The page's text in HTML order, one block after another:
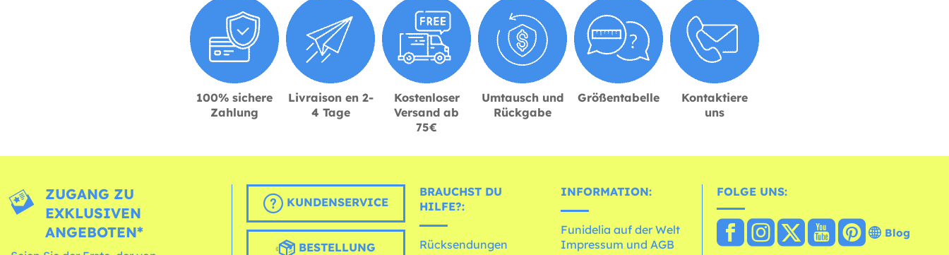
100% sichere
Zahlung
Livraison en 2-
4 Tage
Kostenloser
Versand ab
75€
Umtausch und
Rückgabe
Größentabelle
Kontaktiere
uns
ZUGANG ZU
EXKLUSIVEN
ANGEBOTEN*
KUNDENSERVICE
BESTELLUNG
BRAUCHST DU
HILFE?:
Rücksendungen
INFORMATION:
Funidelia auf der Welt
Impressum und AGB
FOLGE UNS:
Blog